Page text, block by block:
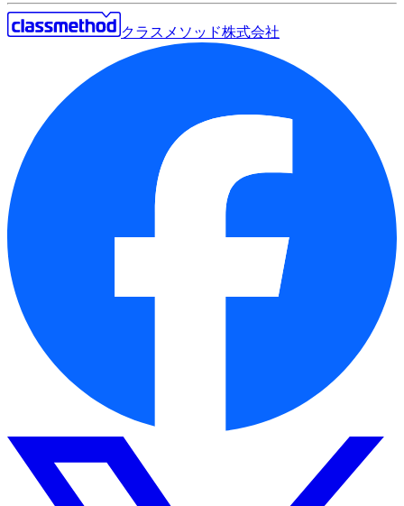
クラスメソッド株式会社